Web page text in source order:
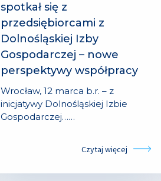
spotkał się z
przedsiębiorcami z
Dolnośląskiej Izby
Gospodarczej – nowe
perspektywy współpracy
Wrocław, 12 marca b.r. – z
inicjatywy Dolnośląskiej Izbie
Gospodarczej……
Czytaj więcej